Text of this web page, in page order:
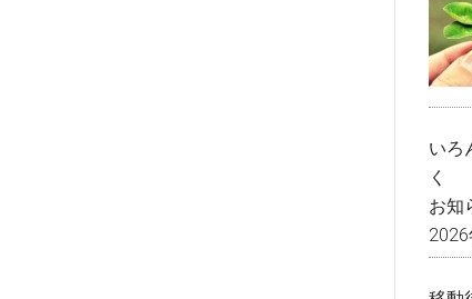
いろ
く
お知